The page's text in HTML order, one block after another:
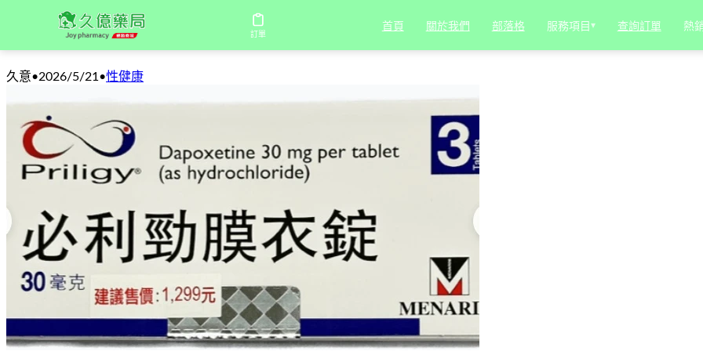
訂單
首頁 關於我們 部落格 服務項目 ▾ 查詢訂單 熱
必利勁 (Priligy) 是什麼？壯陽效果好嗎？全面指南：起源、功效、用法與安全須知
久意•2026/5/21 •性健康